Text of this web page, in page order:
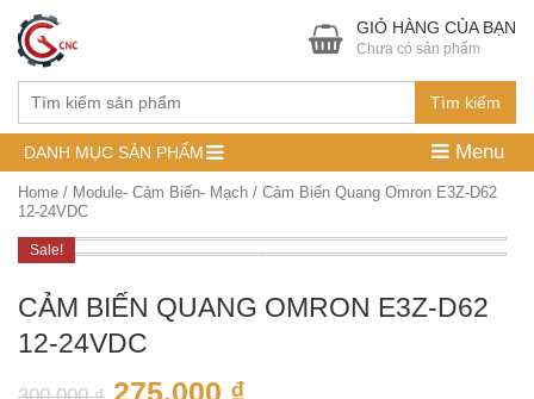
Tìm kiếm
GIỎ HÀNG CỦA BẠN
Chưa có sản phẩm
DANH MỤC SẢN PHẨM Menu
Home / Module- Cảm Biến- Mạch / Cảm Biến Quang Omron E3Z-D62
12-24VDC
Sale!
CẢM BIẾN QUANG OMRON E3Z-D62
12-24VDC
275,000 ₫